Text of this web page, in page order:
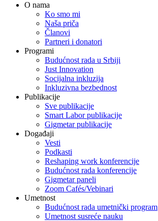
O nama
Ko smo mi
Naša priča
Članovi
Partneri i donatori
Programi
Budućnost rada u Srbiji
Just Innovation
Socijalna inkluzija
Inkluzivna bezbednost
Publikacije
Sve publikacije
Smart Labor publikacije
Gigmetar publikacije
Događaji
Vesti
Podkasti
Reshaping work konferencije
Budućnost rada konferencije
Gigmetar paneli
Zoom Cafés/Vebinari
Umetnost
Budućnost rada umetnički program
Umetnost susreće nauku